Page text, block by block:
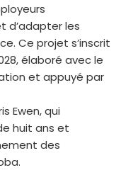
d’adapter les
Ce projet s’inscrit
élaboré avec le
et appuyé par
Ewen, qui
huit ans et
des